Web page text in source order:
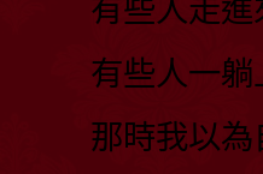
有些人走
有些人一
那時我以